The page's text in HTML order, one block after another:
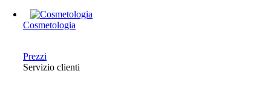
Cosmetologia
Prezzi
Servizio clienti